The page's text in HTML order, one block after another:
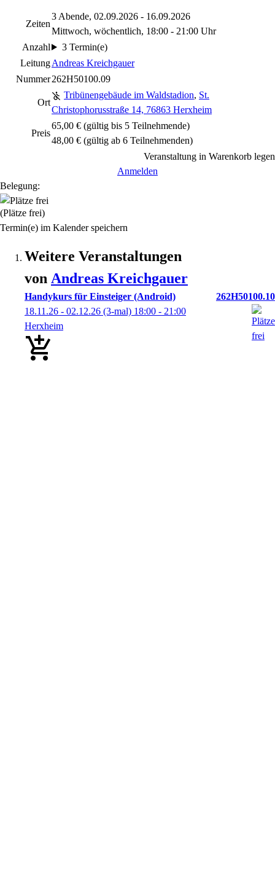
Zeiten
3 Abende, 02.09.2026 - 16.09.2026
Mittwoch, wöchentlich, 18:00 - 21:00 Uhr
Anzahl
3 Termin(e)
LeitungAndreas Kreichgauer
Nummer262H50100.09
Ort
Tribünengebäude im Waldstadion, St.
Christophorusstraße 14, 76863 Herxheim
Preis
65,00 € (gültig bis 5 Teilnehmende)
48,00 € (gültig ab 6 Teilnehmenden)
Veranstaltung in Warenkorb legen
Anmelden
Belegung:
(Plätze frei)
Termin(e) im Kalender speichern
Weitere Veranstaltungen
von Andreas Kreichgauer
Handykurs für Einsteiger (Android)
262H50100.10
18.11.26 - 02.12.26 (3-mal) 18:00 - 21:00
Herxheim